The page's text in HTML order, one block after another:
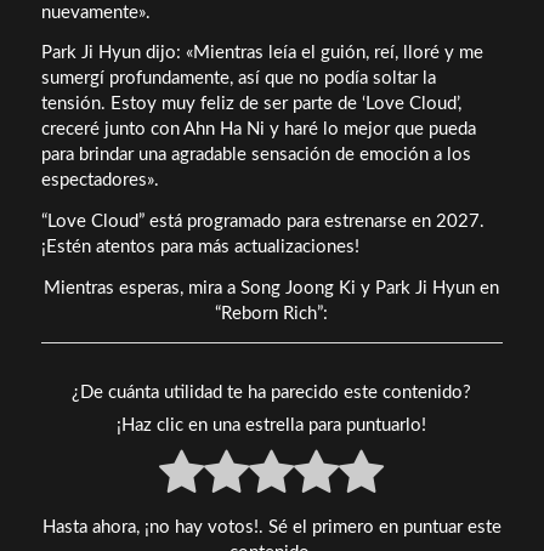
nuevamente».
Park Ji Hyun dijo: «Mientras leía el guión, reí, lloré y me
sumergí profundamente, así que no podía soltar la
tensión. Estoy muy feliz de ser parte de ‘Love Cloud’,
creceré junto con Ahn Ha Ni y haré lo mejor que pueda
para brindar una agradable sensación de emoción a los
espectadores».
“Love Cloud” está programado para estrenarse en 2027.
¡Estén atentos para más actualizaciones!
Mientras esperas, mira a Song Joong Ki y Park Ji Hyun en
“Reborn Rich”:
¿De cuánta utilidad te ha parecido este contenido?
¡Haz clic en una estrella para puntuarlo!
Hasta ahora, ¡no hay votos!. Sé el primero en puntuar este